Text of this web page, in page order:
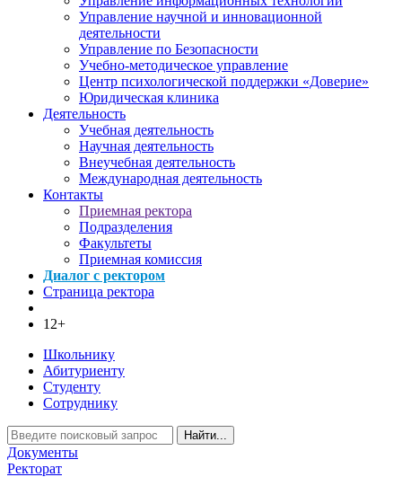
Управление научной и инновационной
деятельности
Управление по Безопасности
Учебно-методическое управление
Центр психологической поддержки «Доверие»
Юридическая клиника
Деятельность
Учебная деятельность
Научная деятельность
Внеучебная деятельность
Международная деятельность
Контакты
Приемная ректора
Подразделения
Факультеты
Приемная комиссия
Диалог с ректором
Страница ректора
12+
Школьнику
Абитуриенту
Студенту
Сотруднику
Найти...
Документы
Ректорат